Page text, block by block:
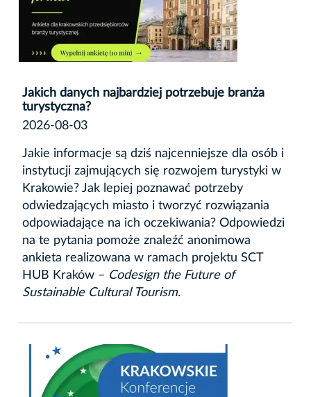
Jakich danych najbardziej potrzebuje branża
turystyczna?
2026-08-03
Jakie informacje są dziś najcenniejsze dla osób i
instytucji zajmujących się rozwojem turystyki w
Krakowie? Jak lepiej poznawać potrzeby
odwiedzających miasto i tworzyć rozwiązania
odpowiadające na ich oczekiwania? Odpowiedzi
na te pytania pomoże znaleźć anonimowa
ankieta realizowana w ramach projektu SCT
HUB Kraków – Codesign the Future of
Sustainable Cultural Tourism.